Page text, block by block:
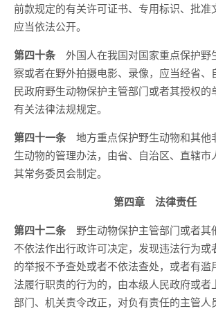
前款规定的有关许可证书、专用标识、批准
应当依法公开。
第四十条 外国人在我国对国家重点保护野
察或者在野外拍摄电影、录像，应当经省、
民政府野生动物保护主管部门或者其授权的
有关法律法规规定。
第四十一条 地方重点保护野生动物和其他
生动物的管理办法，由省、自治区、直辖市
其常务委员会制定。
第四章 法律责任
第四十二条 野生动物保护主管部门或者其
不依法作出行政许可决定，发现违法行为或
的举报不予查处或者不依法查处，或者有滥
法履行职责的行为的，由本级人民政府或者
部门、机关责令改正，对负有责任的主管人